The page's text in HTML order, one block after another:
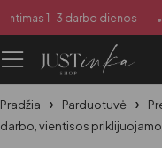
1-3 darbo dienos
Pradžia Parduotuvė
darbo, vientisos